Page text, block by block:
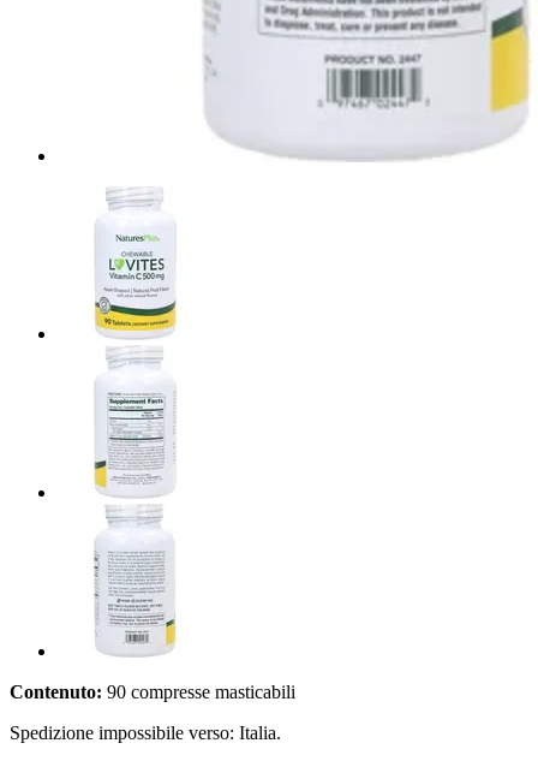
Contenuto: 90 compresse masticabili
Spedizione impossibile verso: Italia.